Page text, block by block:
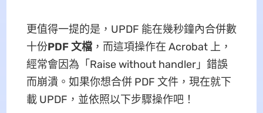
更值得一提的是，UPDF 能在幾秒鐘內合併數
十份PDF 文檔，而這項操作在 Acrobat 上，
經常會因為「Raise without handler」錯誤
而崩潰。如果你想合併 PDF 文件，現在就下
載 UPDF，並依照以下步驟操作吧！